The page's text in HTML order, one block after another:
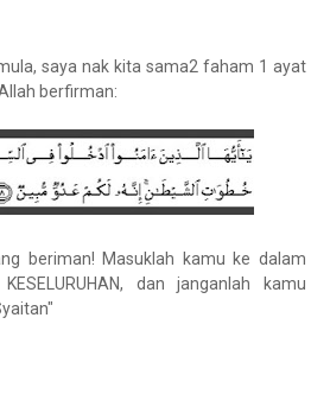
saya nak kita sama2 faham 1 ayat
berfirman:
beriman! Masuklah kamu ke dalam
dan janganlah kamu